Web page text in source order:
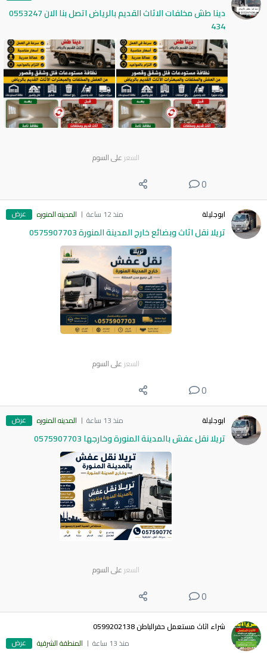
دينا طش مخلفات الاثاث القديم بالرياض اتصل بنا الان 0553247
434
السعر على السوم
0
ابوجليلة منذ 12 ساعة المدينه المنوره عرض
تريلا نقل اثاث وبضائع خارج المدينة المنورة 0575907703
السعر على السوم
0
ابوجليلة منذ 13 ساعة المدينه المنوره عرض
تريلا نقل عفش بالمدينة المنورة وخارجها 0575907703
السعر على السوم
0
شراء اثاث مستعمل حفرالباطن 0599202138
منذ 13 ساعة
المنطقة الشرقية عرض